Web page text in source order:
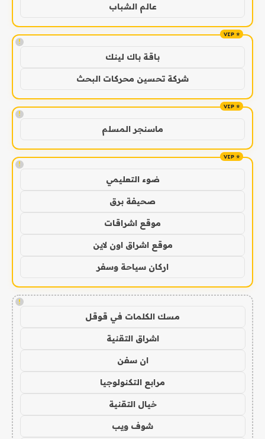
عالم الشباب
!
باقة باك لينك
شركة تحسين محركات البحث
!
ماسنجر المسلم
!
ضوء التعليمي
صحيفة برق
موقع اشراقات
موقع اشراق اون لاين
اركان سياحة وسفر
!
مسك الكلمات في قوقل
اشراق التقنية
ان سفن
مرابع التكنولوجيا
خيال التقنية
شوف ويب